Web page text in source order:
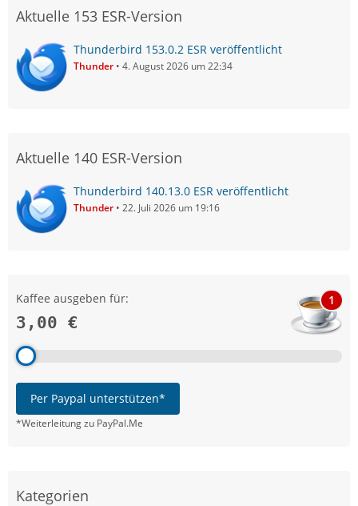
Aktuelle 153 ESR-Version
Thunderbird 153.0.2 ESR veröffentlicht
Thunder 4. August 2026 um 22:34
Aktuelle 140 ESR-Version
Thunderbird 140.13.0 ESR veröffentlicht
Thunder 22. Juli 2026 um 19:16
Kaffee ausgeben für:
3,00 €
1
Per Paypal unterstützen*
*Weiterleitung zu PayPal.Me
Kategorien